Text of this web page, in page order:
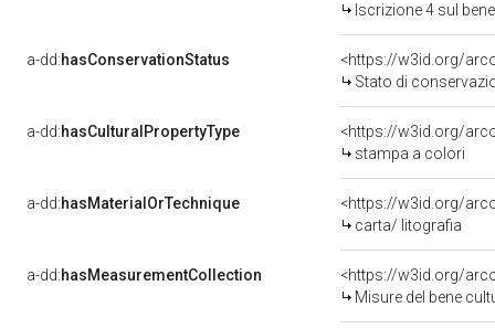
Iscrizione 4 sul
a-dd:hasConservationStatus
<https://w3id.org/
Stato di
a-dd:hasCulturalPropertyType
<https://w3id.org/
stampa a colori
a-dd:hasMaterialOrTechnique
<https://w3id.org/
carta/ litografia
a-dd:hasMeasurementCollection
<https://w3id.org/
Misure del bene